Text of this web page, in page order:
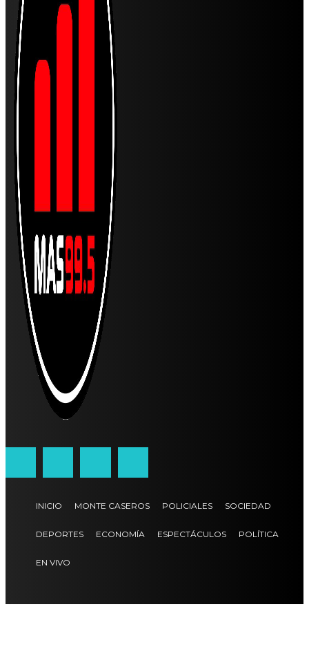
INICIO MONTE CASEROS POLICIALES SOCIEDAD
DEPORTES ECONOMÍA ESPECTÁCULOS POLÍTICA
EN VIVO